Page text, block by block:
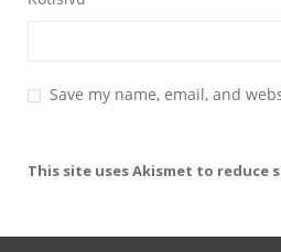
Save my name, email, and
This site uses Akismet to reduce